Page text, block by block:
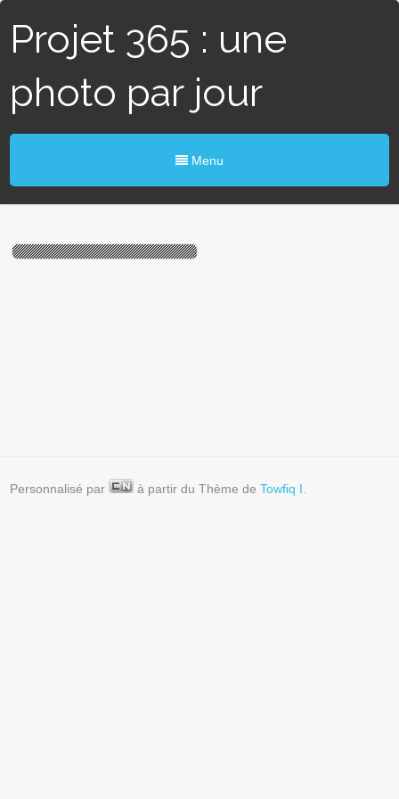
Projet 365 : une
photo par jour
Menu
Personnalisé par à partir du Thème deTowfiq I.